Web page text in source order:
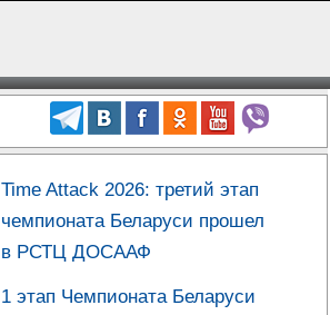
Time Attack 2026: третий этап
чемпионата Беларуси прошел
в РСТЦ ДОСААФ
1 этап Чемпионата Беларуси